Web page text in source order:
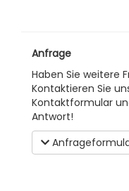
Anfrage
Haben Sie weitere
Kontaktieren Sie
Kontaktformular
Antwort!